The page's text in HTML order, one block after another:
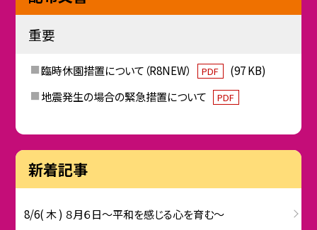
重要
臨時休園措置について（R8NEW） PDF
(97 KB)
地震発生の場合の緊急措置について
PDF
新着記事
8/6( 木 ) ８月６日～平和を感じる心を育む～